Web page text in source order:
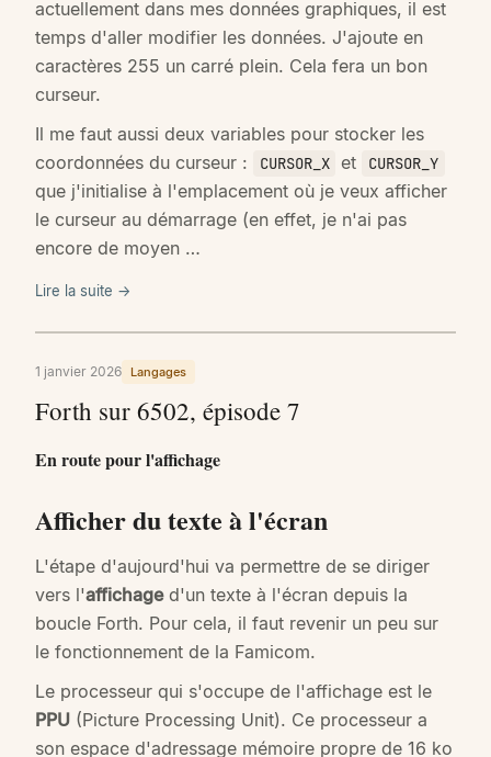
actuellement dans mes données graphiques, il est
temps d'aller modifier les données. J'ajoute en
caractères 255 un carré plein. Cela fera un bon
curseur.
Il me faut aussi deux variables pour stocker les
coordonnées du curseur :
CURSOR_X et CURSOR_Y
que j'initialise à l'emplacement où je veux afficher
le curseur au démarrage (en effet, je n'ai pas
encore de moyen …
Lire la suite →
1 janvier 2026 Langages
Forth sur 6502, épisode 7
En route pour l'affichage
Afficher du texte à l'écran
L'étape d'aujourd'hui va permettre de se diriger
vers l'affichaged'un texte à l'écran depuis la
boucle Forth. Pour cela, il faut revenir un peu sur
le fonctionnement de la Famicom.
Le processeur qui s'occupe de l'affichage est le
PPU (Picture Processing Unit). Ce processeur a
son espace d'adressage mémoire propre de 16 ko